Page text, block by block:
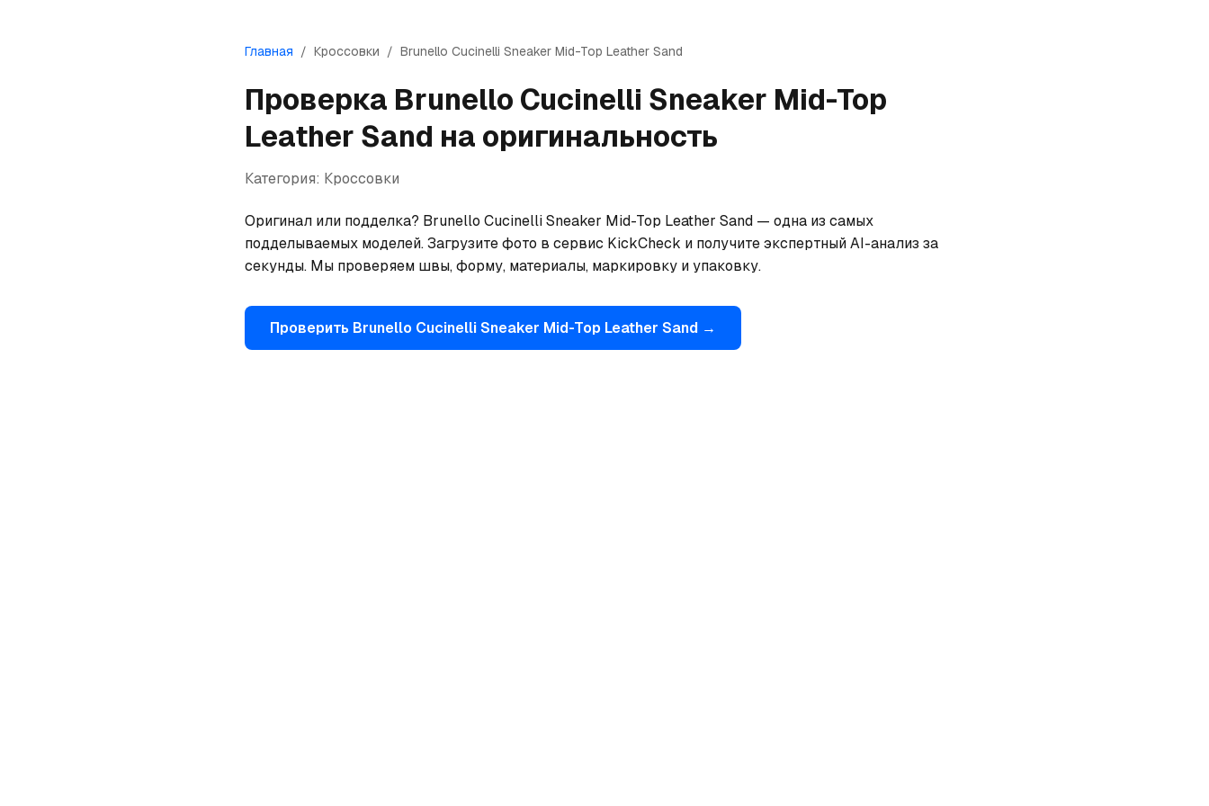
Главная / Кроссовки / Brunello Cucinelli Sneaker Mid-Top Leather Sand
Проверка Brunello Cucinelli Sneaker Mid-Top
Leather Sand на оригинальность
Категория: Кроссовки
Оригинал или подделка? Brunello Cucinelli Sneaker Mid-Top Leather Sand — одна из самых
подделываемых моделей. Загрузите фото в сервис KickCheck и получите экспертный AI-анализ за
секунды. Мы проверяем швы, форму, материалы, маркировку и упаковку.
Проверить Brunello CucinelliSneaker Mid-Top Leather Sand →